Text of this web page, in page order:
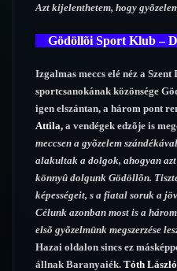
Azt kijelenthetem, hogy
Gödöllõi Sport Klub –
Izgalmas meccs elé néz a Szent
sportcsanokának közönsége
igen elszántan, a három pont
Attila, a vendégek edzõje is
meccsen a gyõzelem
alakultak a dolgok, ahogyan azt
könnyû dolgunk Gödöllõn.
képességeit, s a fiatal soruk a
Célunk azonban most is a
elsõ gyõzelmünk megszerzése
Hazai oldalon sincs ez
állnak Baranyaiék. Tóth László